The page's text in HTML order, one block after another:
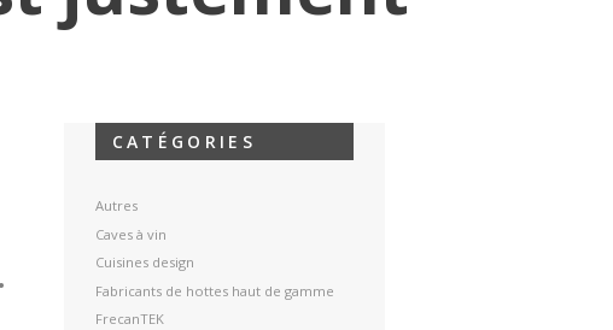
CATÉGORIES
Autres
Caves à vin
Cuisines design
Fabricants de hottes haut de gamme
FrecanTEK